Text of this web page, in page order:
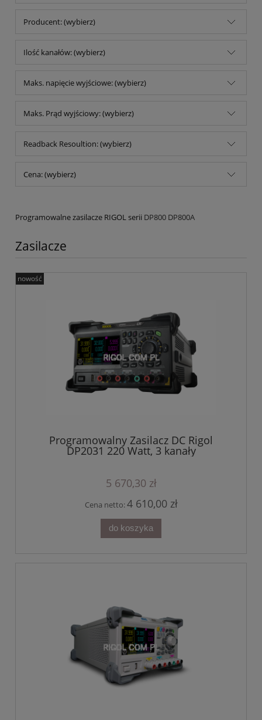
Producent: (wybierz)
Ilość kanałów: (wybierz)
Maks. napięcie wyjściowe: (wybierz)
Maks. Prąd wyjściowy: (wybierz)
Readback Resoultion: (wybierz)
Cena: (wybierz)
Programowalne zasilacze RIGOL serii DP800 DP800A
Zasilacze
Programowalny Zasilacz DC Rigol
DP2031 220 Watt, 3 kanały
5 670,30 zł
Cena netto:4 610,00 zł
do koszyka
nowość